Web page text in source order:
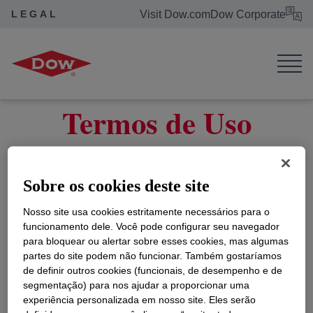
LEGAL Visit Dow.comDow Corporate
Termos de Uso
recomendações contidas neste site da Internet
sejam prestadas de boa fé e consideradas
corretas, a The Dow Chemical Company não
oferece nenhuma representação ou garantia
quanto à sua integridade e exatidão.
As informações são fornecidas sob a condição
Sobre os cookies deste site
Nosso site usa cookies estritamente necessários para o
funcionamento dele. Você pode configurar seu navegador
para bloquear ou alertar sobre esses cookies, mas algumas
partes do site podem não funcionar. Também gostaríamos
de definir outros cookies (funcionais, de desempenho e de
segmentação) para nos ajudar a proporcionar uma
experiência personalizada em nosso site. Eles serão